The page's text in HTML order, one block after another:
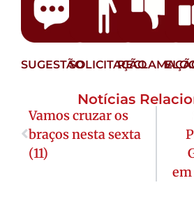
SUGESTÃOSOLICITAÇÃO
Notícias
Vamos cruzar os
braços nesta sexta
(11)